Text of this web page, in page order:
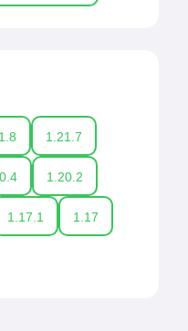
1.21.7
1.20.2
1.17.1 1.17